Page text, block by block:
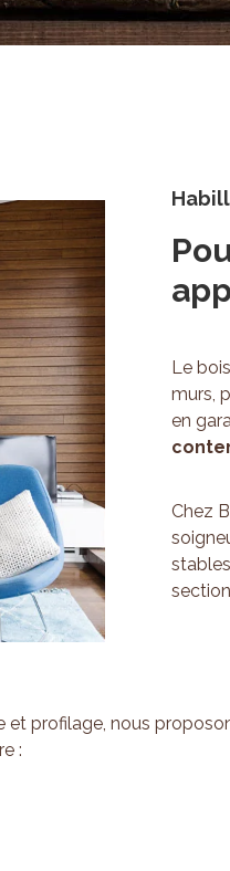
Le
murs,
en
Chez
et profilage, nous
: